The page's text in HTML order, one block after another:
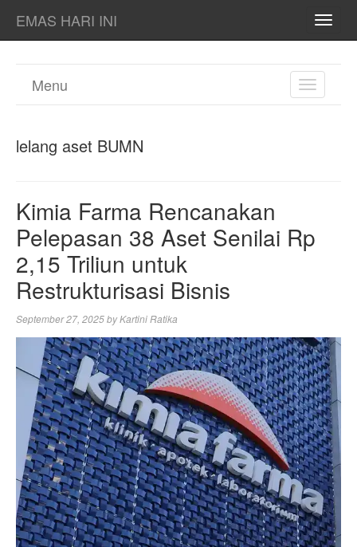
EMAS HARI INI
TOGGLE
Menu
lelang aset BUMN
Kimia Farma Rencanakan
Pelepasan 38 Aset Senilai Rp
2,15 Triliun untuk
Restrukturisasi Bisnis
September 27, 2025byKartini Ratika